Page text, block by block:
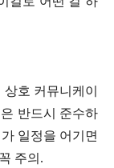
호 커뮤니케이
반드시 준수하
일정을 어기면
주의.